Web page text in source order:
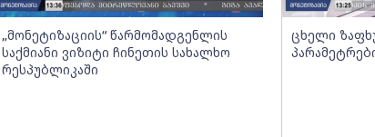
„მონეტიზაციის“ წარმომადგენლის
საქმიანი ვიზიტი ჩინეთის სახალხო
რესპუბლიკაში
ცხელი